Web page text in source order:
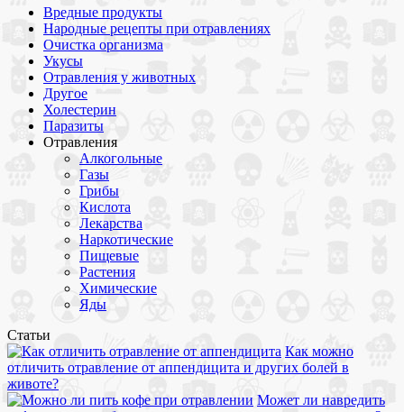
Вредные продукты
Народные рецепты при отравлениях
Очистка организма
Укусы
Отравления у животных
Другое
Холестерин
Паразиты
Отравления
Алкогольные
Газы
Грибы
Кислота
Лекарства
Наркотические
Пищевые
Растения
Химические
Яды
Статьи
Как можно
отличить отравление от аппендицита и других болей в
животе?
Может ли навредить